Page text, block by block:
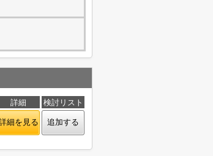
詳細 検討リスト
細を見る 追加する